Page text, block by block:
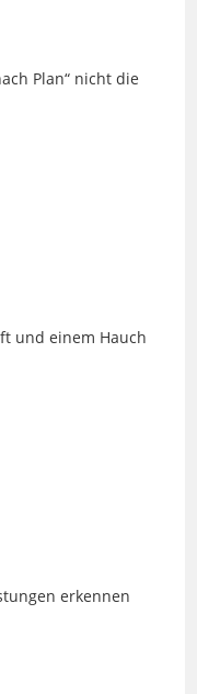
Plan“ nicht die
und einem Hauch
erkennen